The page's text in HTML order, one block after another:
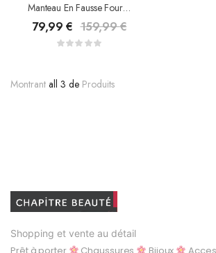
Manteau En Fausse Fourrure – Street One
79,99€ 159,99€
Montrant all 3 de Produits
Shopping et vente au détail